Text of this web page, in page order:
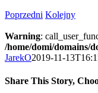
Poprzedni Kolejny
Warning:
/home/domi/domains/
JarekO2019-11-
Share This Story,